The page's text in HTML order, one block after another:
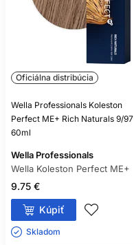
Oficiálna distribúcia
Wella Professionals Koleston
Perfect ME+ Rich Naturals 9/97
60ml
Wella Professionals
Wella Koleston Perfect ME+
9.75 €
Kúpiť
Skladom ㅤ